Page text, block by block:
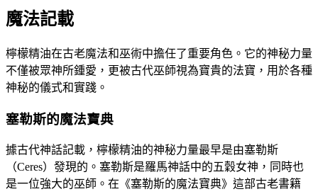
魔法記載
檸檬精油在古老魔法和巫術中擔任了重要角色。它的神秘力量
不僅被眾神所鍾愛，更被古代巫師視為寶貴的法寶，用於各種
神秘的儀式和實踐。
塞勒斯的魔法寶典
據古代神話記載，檸檬精油的神秘力量最早是由塞勒斯
（Ceres）發現的。塞勒斯是羅馬神話中的五穀女神，同時也
是一位強大的巫師。在《塞勒斯的魔法寶典》這部古老書籍